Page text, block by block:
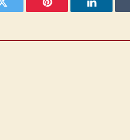
Twitter Pinterest LinkedIn